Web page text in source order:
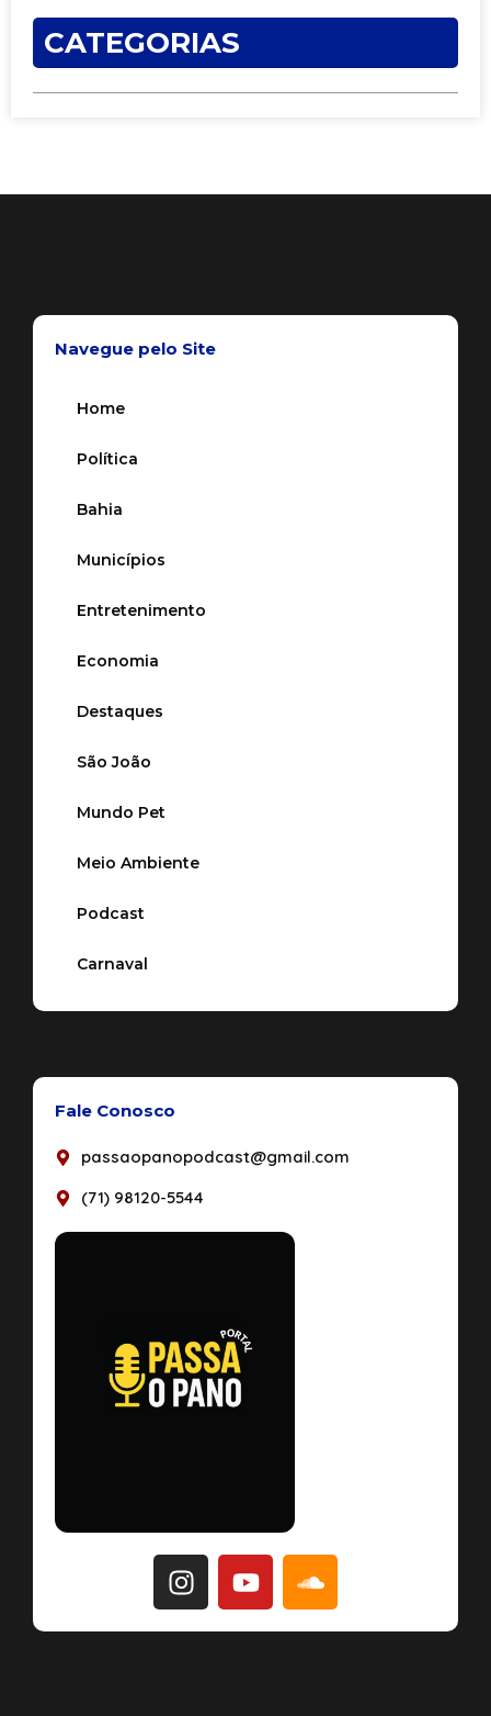
CATEGORIAS
Navegue pelo Site
Home
Política
Bahia
Municípios
Entretenimento
Economia
Destaques
São João
Mundo Pet
Meio Ambiente
Podcast
Carnaval
Fale Conosco
passaopanopodcast@gmail.com
(71) 98120-5544